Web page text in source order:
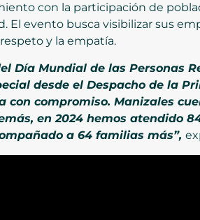
con la participación de
El evento busca visibilizar sus
y la empatía.
Día Mundial de las Personas
desde el Despacho de la
con compromiso. Manizales
en 2024 hemos atendido
a 64 familias más”,